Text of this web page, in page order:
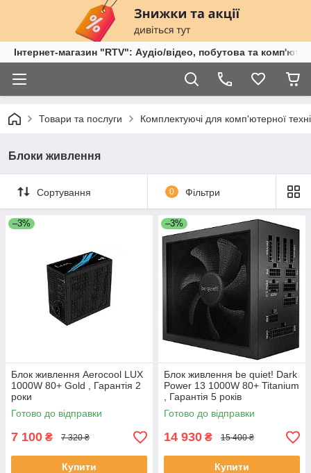
Інтернет-магазин "RTV": Аудіо/відео, побутова та
Товари та послуги Комплектуючі для комп'ютерної
Блоки живлення
Сортування 0 Фільтри
–3%
Блок живлення Aerocool LUX
1000W 80+ Gold , Гарантія 2
роки
Готово до відправки
7 100 ₴ 7 320 ₴
Купити
–3%
Блок живлення be quiet! Dark
Power 13 1000W 80+ Titanium
, Гарантія 5 років
Готово до відправки
14 930 ₴ 15 400 ₴
Купити